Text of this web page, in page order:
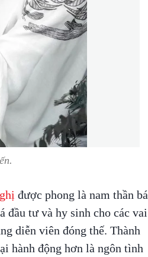
được phong là nam thần bá
đầu tư và hy sinh cho các vai
diễn viên đóng thế. Thành
hành động hơn là ngôn tình